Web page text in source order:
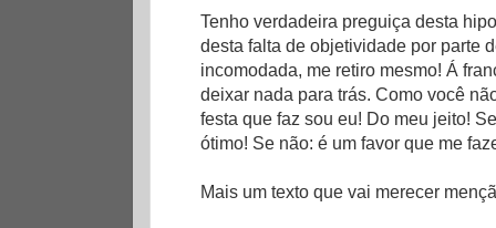
Tenho verdadeira preguiça desta
desta falta de objetividade por parte
incomodada, me retiro mesmo! Á
deixar nada para trás. Como você
festa que faz sou eu! Do meu jeito!
ótimo! Se não: é um favor que me
Mais um texto que vai merecer